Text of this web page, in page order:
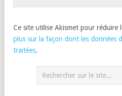
Ce site utilise Akismet pour réduire
plus sur la façon dont les données
traitées.